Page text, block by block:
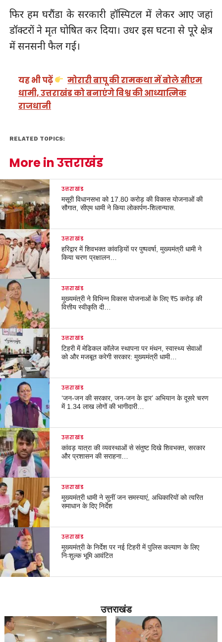
फिर हम घरौंडा के सरकारी हॉस्पिटल में लेकर आए जहां
डॉक्टरों ने मृत घोषित कर दिया। उधर इस घटना से पूरे क्षेत्र
में सनसनी फैल गई।
यह भी पढ़ें
मोरारी बापू की रामकथा में बोले सीएम
धामी, उत्तराखंड को बनाएंगे विश्व की आध्यात्मिक
राजधानी
RELATED TOPICS:
More in उत्तराखंड
उत्तराखंड
मसूरी विधानसभा को 17.80 करोड़ की विकास योजनाओं की
सौगात, सीएम धामी ने किया लोकार्पण-शिलान्यास.
उत्तराखंड
हरिद्वार में शिवभक्त कांवड़ियों पर पुष्पवर्षा, मुख्यमंत्री धामी ने
किया चरण प्रक्षालन…
उत्तराखंड
मुख्यमंत्री ने विभिन्न विकास योजनाओं के लिए ₹5 करोड़ की
वित्तीय स्वीकृति दी…
उत्तराखंड
टिहरी में मेडिकल कॉलेज स्थापना पर मंथन, स्वास्थ्य सेवाओं
को और मजबूत करेगी सरकार: मुख्यमंत्री धामी…
उत्तराखंड
‘जन-जन की सरकार, जन-जन के द्वार’ अभियान के दूसरे चरण
में 1.34 लाख लोगों की भागीदारी…
उत्तराखंड
कांवड़ यात्रा की व्यवस्थाओं से संतुष्ट दिखे शिवभक्त, सरकार
और प्रशासन की सराहना…
उत्तराखंड
मुख्यमंत्री धामी ने सुनीं जन समस्याएं, अधिकारियों को त्वरित
समाधान के दिए निर्देश
उत्तराखंड
मुख्यमंत्री के निर्देश पर नई टिहरी में पुलिस कल्याण के लिए
निःशुल्क भूमि आवंटित
उत्तराखंड